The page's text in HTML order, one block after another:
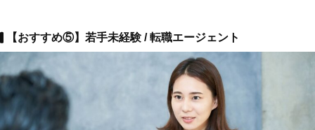
【おすすめ⑤】若手未経験 / 転職エージェント